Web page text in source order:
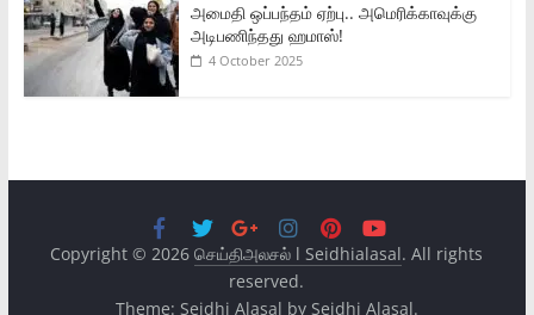
அமைதி ஒப்பந்தம் ஏற்பு.. அமெரிக்காவுக்கு
அடிபணிந்தது ஹமாஸ்!
4 October 2025
Copyright © 2026செய்திஅலசல் l Seidhialasal. All rights
reserved.
Theme: Seidhi Alasal by Seidhi Alasal.